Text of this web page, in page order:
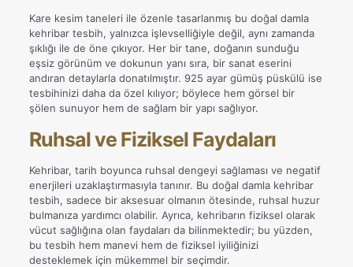
Kare kesim taneleri ile özenle tasarlanmış bu doğal damla
kehribar tesbih, yalnızca işlevselliğiyle değil, aynı zamanda
şıklığı ile de öne çıkıyor. Her bir tane, doğanın sunduğu
eşsiz görünüm ve dokunun yanı sıra, bir sanat eserini
andıran detaylarla donatılmıştır. 925 ayar gümüş püskülü ise
tesbihinizi daha da özel kılıyor; böylece hem görsel bir
şölen sunuyor hem de sağlam bir yapı sağlıyor.
Ruhsal ve Fiziksel Faydaları
Kehribar, tarih boyunca ruhsal dengeyi sağlaması ve negatif
enerjileri uzaklaştırmasıyla tanınır. Bu doğal damla kehribar
tesbih, sadece bir aksesuar olmanın ötesinde, ruhsal huzur
bulmanıza yardımcı olabilir. Ayrıca, kehribarın fiziksel olarak
vücut sağlığına olan faydaları da bilinmektedir; bu yüzden,
bu tesbih hem manevi hem de fiziksel iyiliğinizi
desteklemek için mükemmel bir seçimdir.